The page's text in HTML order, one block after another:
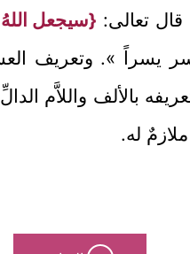
تعالى: {سيجعل
يسراً ». وتعريف
بالألف واللاَّم
له.